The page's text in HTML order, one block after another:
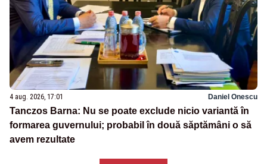
4 aug. 2026, 17:01 Daniel Onescu
Tanczos Barna: Nu se poate exclude nicio variantă în
formarea guvernului; probabil în două săptămâni o să
avem rezultate